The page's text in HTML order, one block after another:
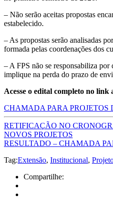
– Não serão aceitas propostas
estabelecido.
– As propostas serão analisadas
formada pelas coordenações dos
– A FPS não se responsabiliza
implique na perda do prazo de
Acesse o edital completo no link
CHAMADA PARA PROJETOS
RETIFICAÇÃO NO
NOVOS PROJETOS
RESULTADO – CHAMADA
Tag:Extensão, Institucional,
Compartilhe: